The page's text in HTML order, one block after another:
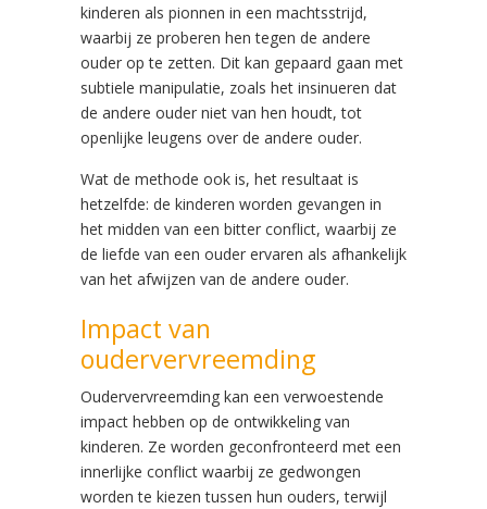
kinderen als pionnen in een machtsstrijd,
waarbij ze proberen hen tegen de andere
ouder op te zetten. Dit kan gepaard gaan met
subtiele manipulatie, zoals het insinueren dat
de andere ouder niet van hen houdt, tot
openlijke leugens over de andere ouder.
Wat de methode ook is, het resultaat is
hetzelfde: de kinderen worden gevangen in
het midden van een bitter conflict, waarbij ze
de liefde van een ouder ervaren als afhankelijk
van het afwijzen van de andere ouder.
Impact van
oudervervreemding
Oudervervreemding kan een verwoestende
impact hebben op de ontwikkeling van
kinderen. Ze worden geconfronteerd met een
innerlijke conflict waarbij ze gedwongen
worden te kiezen tussen hun ouders, terwijl